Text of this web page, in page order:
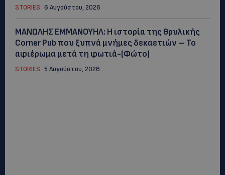
STORIES 6 Αυγούστου, 2026
ΜΑΝΩΛΗΣ ΕΜΜΑΝΟΥΗΛ: Η ιστορία της θρυλικής
Corner Pub που ξυπνά μνήμες δεκαετιών – Το
αφιέρωμα μετά τη φωτιά-(Φώτο)
STORIES 5 Αυγούστου, 2026